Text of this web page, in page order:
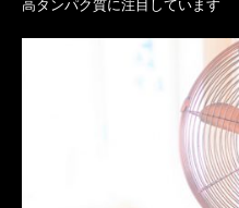
高タンパク質に注目しています